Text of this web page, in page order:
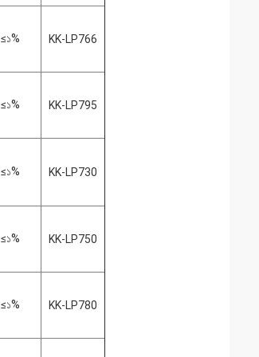
≤১% KK-LP766
≤১% KK-LP795
≤১% KK-LP730
≤১% KK-LP750
≤১% KK-LP780